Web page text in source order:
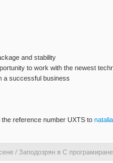
and stability
to work with the newest
a successful business
reference number UXTS to
/ Заподозрян в С програмиране